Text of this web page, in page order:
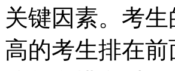
关键因素。考
高的考生排在